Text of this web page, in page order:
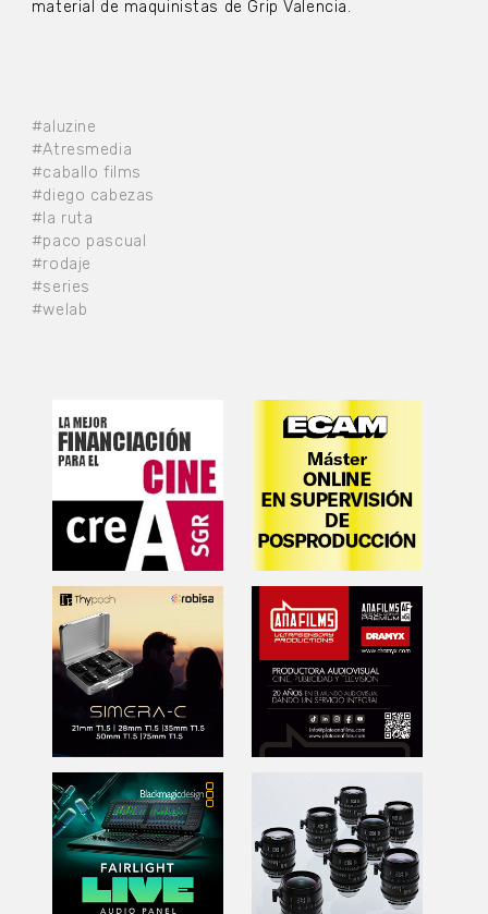
#aluzine
#Atresmedia
#caballo films
#diego cabezas
#la ruta
#paco pascual
#rodaje
#series
#welab
material de maquinistas de Grip Valencia.